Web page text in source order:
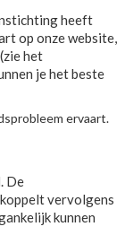
heeft
op onze website,
het
je het beste
ervaart.
De
vervolgens
kunnen